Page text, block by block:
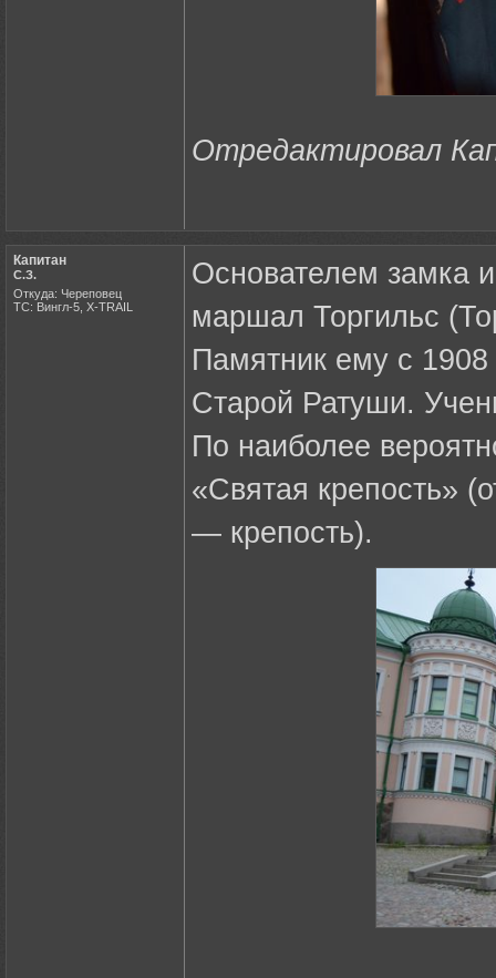
Отредактировал
Капитан
С.З.
Откуда: Череповец
ТС: Вингл-5, X-TRAIL
Основателем замка
маршал Торгильс
Памятник ему с
Старой Ратуши.
По наиболее
«Святая крепость»
— крепость).